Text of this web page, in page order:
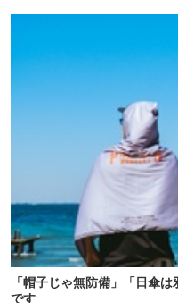
「帽子じゃ無防備」「日傘
です